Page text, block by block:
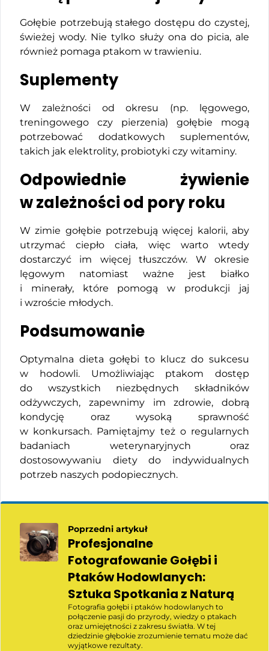
Gołębie potrzebują stałego dostępu do czystej,
świeżej wody. Nie tylko służy ona do picia, ale
również pomaga ptakom w trawieniu.
Suplementy
W zależności od okresu (np. lęgowego,
treningowego czy pierzenia) gołębie mogą
potrzebować dodatkowych suplementów,
takich jak elektrolity, probiotyki czy witaminy.
Odpowiednie żywienie
w zależności od pory roku
W zimie gołębie potrzebują więcej kalorii, aby
utrzymać ciepło ciała, więc warto wtedy
dostarczyć im więcej tłuszczów. W okresie
lęgowym natomiast ważne jest białko
i minerały, które pomogą w produkcji jaj
i wzroście młodych.
Podsumowanie
Optymalna dieta gołębi to klucz do sukcesu
w hodowli. Umożliwiając ptakom dostęp
do wszystkich niezbędnych składników
odżywczych, zapewnimy im zdrowie, dobrą
kondycję oraz wysoką sprawność
w konkursach. Pamiętajmy też o regularnych
badaniach weterynaryjnych oraz
dostosowywaniu diety do indywidualnych
potrzeb naszych podopiecznych.
Poprzedni artykuł
Profesjonalne
Fotografowanie Gołębi i
Ptaków Hodowlanych:
Sztuka Spotkania z Naturą
Fotografia gołębi i ptaków hodowlanych to
połączenie pasji do przyrody, wiedzy o ptakach
oraz umiejętności z zakresu światła. W tej
dziedzinie głębokie zrozumienie tematu może dać
wyjątkowe rezultaty.